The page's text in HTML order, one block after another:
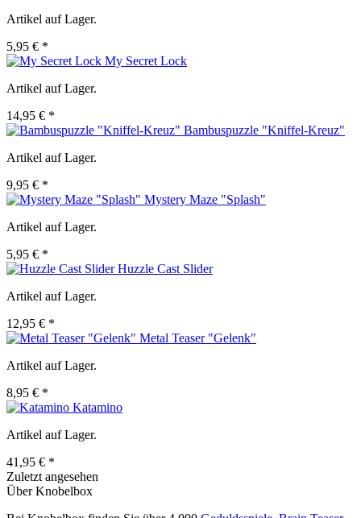
Artikel auf Lager.
5,95 € *
My Secret Lock
Artikel auf Lager.
14,95 € *
Bambuspuzzle "Kniffel-Kreuz"
Artikel auf Lager.
9,95 € *
Mystery Maze "Splash"
Artikel auf Lager.
5,95 € *
Huzzle Cast Slider
Artikel auf Lager.
12,95 € *
Metal Teaser "Gelenk"
Artikel auf Lager.
8,95 € *
Katamino
Artikel auf Lager.
41,95 € *
Zuletzt angesehen
Über Knobelbox